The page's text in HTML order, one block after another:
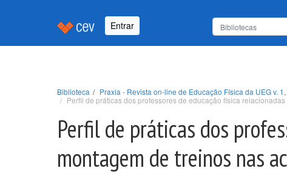
Entrar
Biblioteca
Praxia - Revista on-line de Educação Física da UEG v.
Perfil de práticas dos professores de educação física
Perfil de práticas dos
montagem de treinos nas